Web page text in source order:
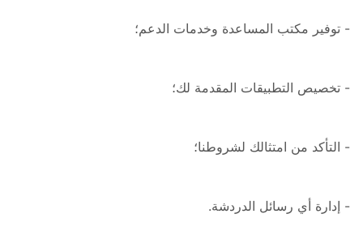
- توفير مكتب المساعدة وخدمات الدعم؛
- تخصيص التطبيقات المقدمة لك؛
- التأكد من امتثالك لشروطنا؛
- إدارة أي رسائل الدردشة.